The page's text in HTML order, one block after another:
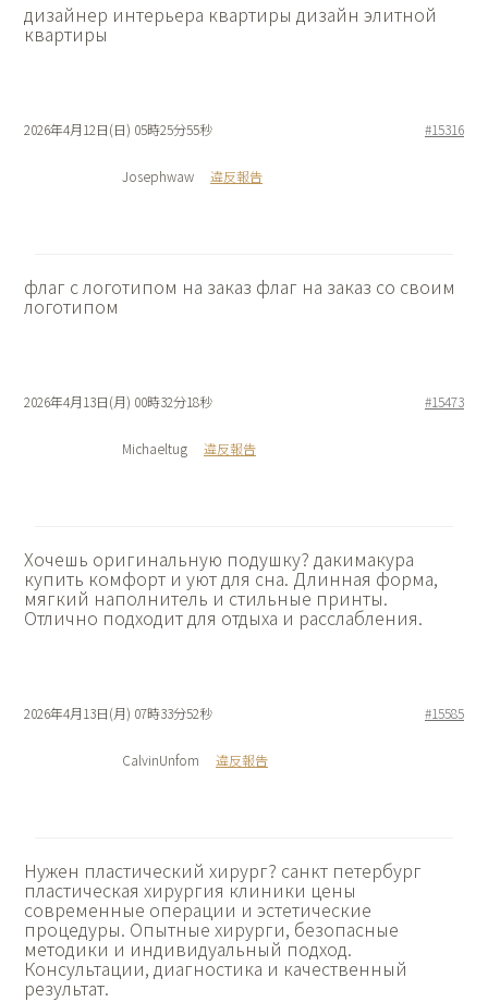
дизайнер интерьера квартиры дизайн элитной
квартиры
2026年4月12日(日) 05時25分55秒 #15316
Josephwaw 違反報告
флаг с логотипом на заказ флаг на заказ со своим
логотипом
2026年4月13日(月) 00時32分18秒 #15473
Michaeltug 違反報告
Хочешь оригинальную подушку? дакимакура
купить комфорт и уют для сна. Длинная форма,
мягкий наполнитель и стильные принты.
Отлично подходит для отдыха и расслабления.
2026年4月13日(月) 07時33分52秒 #15585
CalvinUnfom 違反報告
Нужен пластический хирург? санкт петербург
пластическая хирургия клиники цены
современные операции и эстетические
процедуры. Опытные хирурги, безопасные
методики и индивидуальный подход.
Консультации, диагностика и качественный
результат.